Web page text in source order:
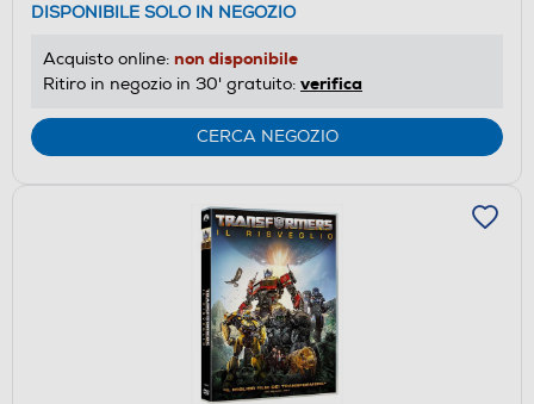
DISPONIBILE SOLO IN NEGOZIO
Acquisto online: non disponibile
Ritiro in negozio in 30' gratuito: verifica
CERCA NEGOZIO